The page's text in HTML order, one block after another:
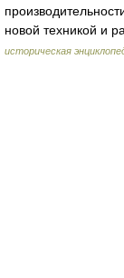
новой техникой и
историческая